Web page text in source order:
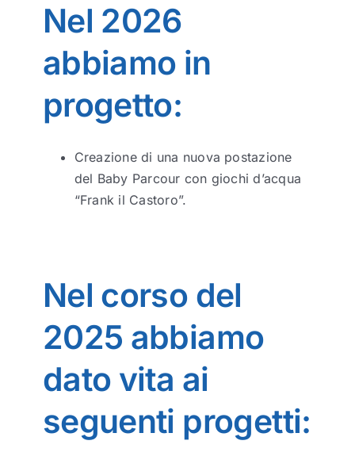
Nel 2026
abbiamo in
progetto:
Creazione di una nuova postazione
del Baby Parcour con giochi d’acqua
“Frank il Castoro”.
Nel corso del
2025 abbiamo
dato vita ai
seguenti progetti: